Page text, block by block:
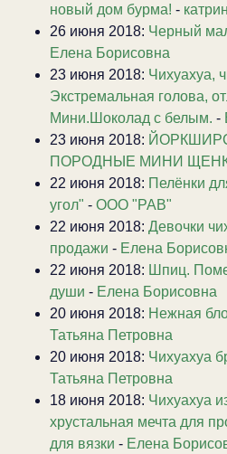
новый дом бурма! - катрин
26 июня 2018: Черный
Елена Борисовна
23 июня 2018: Чихуахуа,
Экстремальная голова,
Мини.Шоколад с белым. -
23 июня 2018:
ПОРОДНЫЕ МИНИ
22 июня 2018: Пелёнки
угол" - ООО "РАВ"
22 июня 2018: Девочки
продажи - Елена
22 июня 2018: Шпиц.
души - Елена Борисовна
20 июня 2018: Нежная
Татьяна Петровна
20 июня 2018: Чихуахуа
Татьяна Петровна
18 июня 2018: Чихуахуа
хрустальная мечта для
для вязки - Елена